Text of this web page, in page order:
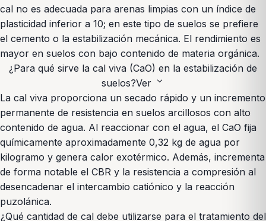
cal no es adecuada para arenas limpias con un índice de
plasticidad inferior a 10; en este tipo de suelos se prefiere
el cemento o la estabilización mecánica. El rendimiento es
mayor en suelos con bajo contenido de materia orgánica.
¿Para qué sirve la cal viva (CaO) en la estabilización de
suelos?Ver expand_more
La cal viva proporciona un secado rápido y un incremento
permanente de resistencia en suelos arcillosos con alto
contenido de agua. Al reaccionar con el agua, el CaO fija
químicamente aproximadamente 0,32 kg de agua por
kilogramo y genera calor exotérmico. Además, incrementa
de forma notable el CBR y la resistencia a compresión al
desencadenar el intercambio catiónico y la reacción
puzolánica.
¿Qué cantidad de cal debe utilizarse para el tratamiento del